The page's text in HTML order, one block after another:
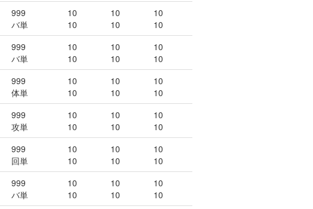
999
バ単
10
10
10
10
10
10
999
バ単
10
10
10
10
10
10
999
体単
10
10
10
10
10
10
999
攻単
10
10
10
10
10
10
999
回単
10
10
10
10
10
10
999
バ単
10
10
10
10
10
10